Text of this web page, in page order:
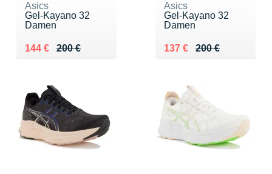
Asics
Gel-Kayano 32
Damen
200 €
Au lieu de 200 €
144 €
Vendu 144 €
Asics
Gel-Kayano 32
Damen
200 €
Au lieu de 200 €
137 €
Vendu 137 €